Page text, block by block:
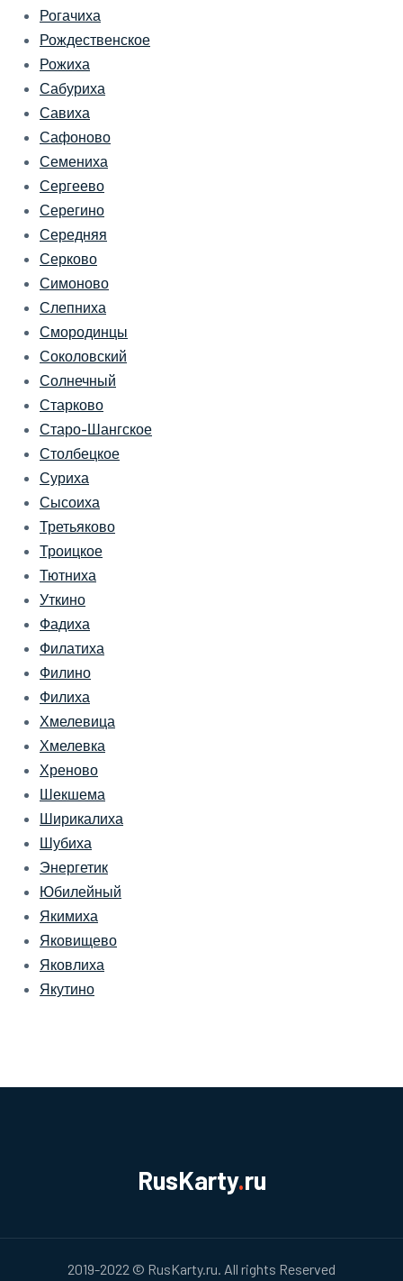
Рогачиха
Рождественское
Рожиха
Сабуриха
Савиха
Сафоново
Семениха
Сергеево
Серегино
Середняя
Серково
Симоново
Слепниха
Смородинцы
Соколовский
Солнечный
Старково
Старо-Шангское
Столбецкое
Суриха
Сысоиха
Третьяково
Троицкое
Тютниха
Уткино
Фадиха
Филатиха
Филино
Филиха
Хмелевица
Хмелевка
Хреново
Шекшема
Ширикалиха
Шубиха
Энергетик
Юбилейный
Якимиха
Яковищево
Яковлиха
Якутино
RusKarty.ru
2019-2022 © RusKarty.ru. All rights Reserved